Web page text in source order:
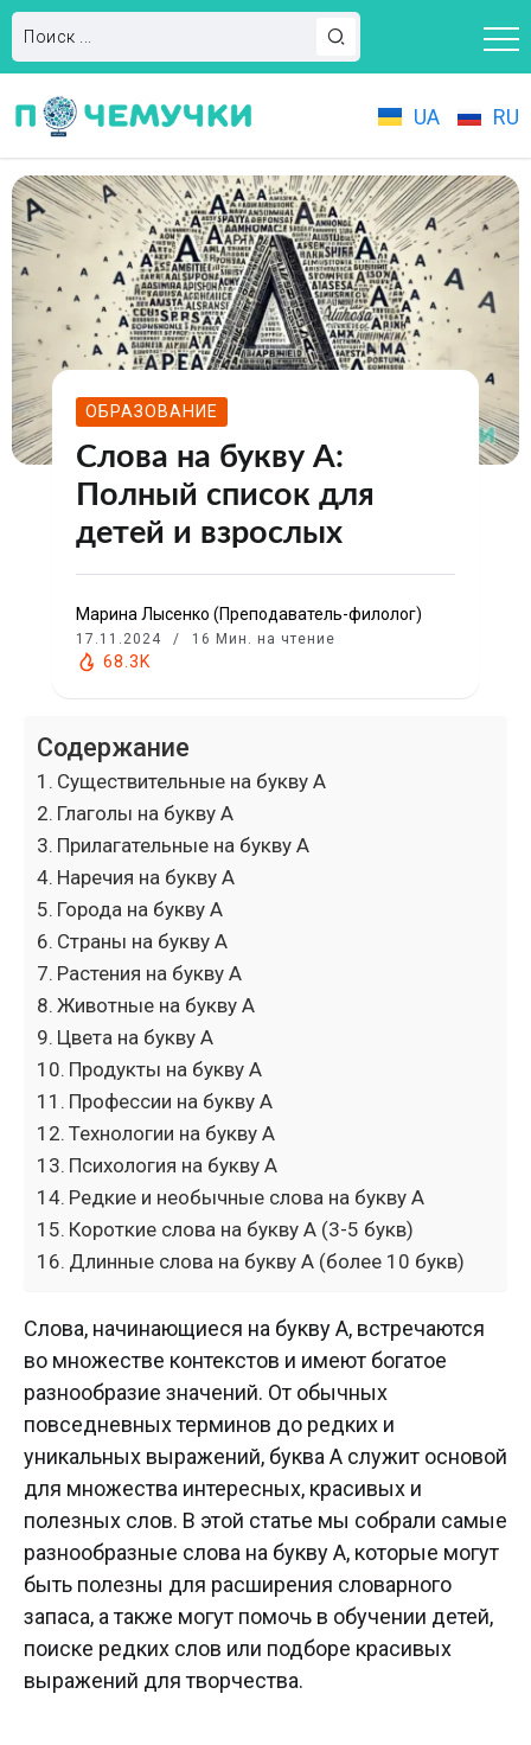
UA RU
ОБРАЗОВАНИЕ
Слова на букву А:
Полный список для
детей и взрослых
Марина Лысенко (Преподаватель-филолог)
17.11.2024 16 Мин. на чтение
68.3K
Содержание
Существительные на букву А
Глаголы на букву А
Прилагательные на букву А
Наречия на букву А
Города на букву А
Страны на букву А
Растения на букву А
Животные на букву А
Цвета на букву А
Продукты на букву А
Профессии на букву А
Технологии на букву А
Психология на букву А
Редкие и необычные слова на букву А
Короткие слова на букву А (3-5 букв)
Длинные слова на букву А (более 10 букв)
Слова, начинающиеся на букву А, встречаются
во множестве контекстов и имеют богатое
разнообразие значений. От обычных
повседневных терминов до редких и
уникальных выражений, буква А служит основой
для множества интересных, красивых и
полезных слов. В этой статье мы собрали самые
разнообразные слова на букву А, которые могут
быть полезны для расширения словарного
запаса, а также могут помочь в обучении детей,
поиске редких слов или подборе красивых
выражений для творчества.